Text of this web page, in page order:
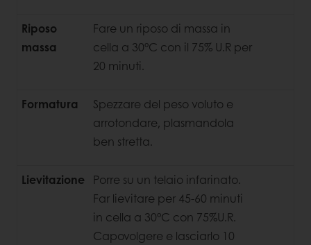
Riposo
massa
Fare un riposo di massa in
cella a 30°C con il 75% U.R per
20 minuti.
Formatura
Spezzare del peso voluto e
arrotondare, plasmandola
ben stretta.
Lievitazione
Porre su un telaio infarinato.
Far lievitare per 45-60 minuti
in cella a 30°C con 75%U.R.
Capovolgere e lasciarlo 10